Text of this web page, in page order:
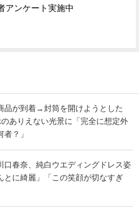
アンケート実施中
品が到着→封筒を開けようとした
りえない光景に「完全に想定外
？」
口春奈、純白ウエディングドレス姿
とに綺麗」「この笑顔が切なすぎ